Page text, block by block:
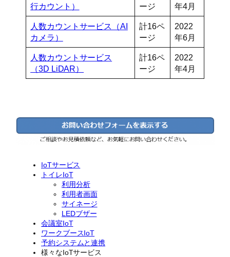
行カウント）
ージ
年4月
人数カウントサービス（AI
カメラ）
計16ペ
ージ
2022
年6月
人数カウントサービス
（3D LiDAR）
計16ペ
ージ
2022
年4月
IoTサービス
トイレIoT
利用分析
利用者画面
サイネージ
LEDブザー
会議室IoT
ワークブースIoT
予約システムと連携
様々なIoTサービス